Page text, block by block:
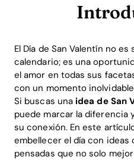
El Día de San Valentín no
calendario; es una
el amor en todas sus
con un momento
Si buscas unaidea de San
puede marcar la diferencia
su conexión. En este
embellecer el día con
pensadas que no solo